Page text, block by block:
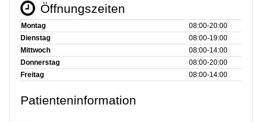
Öffnungszeiten
Montag
08:00‑20:00
Dienstag
08:00‑19:00
Mittwoch
08:00‑14:00
Donnerstag
08:00‑20:00
Freitag
08:00‑14:00
Patienteninformation